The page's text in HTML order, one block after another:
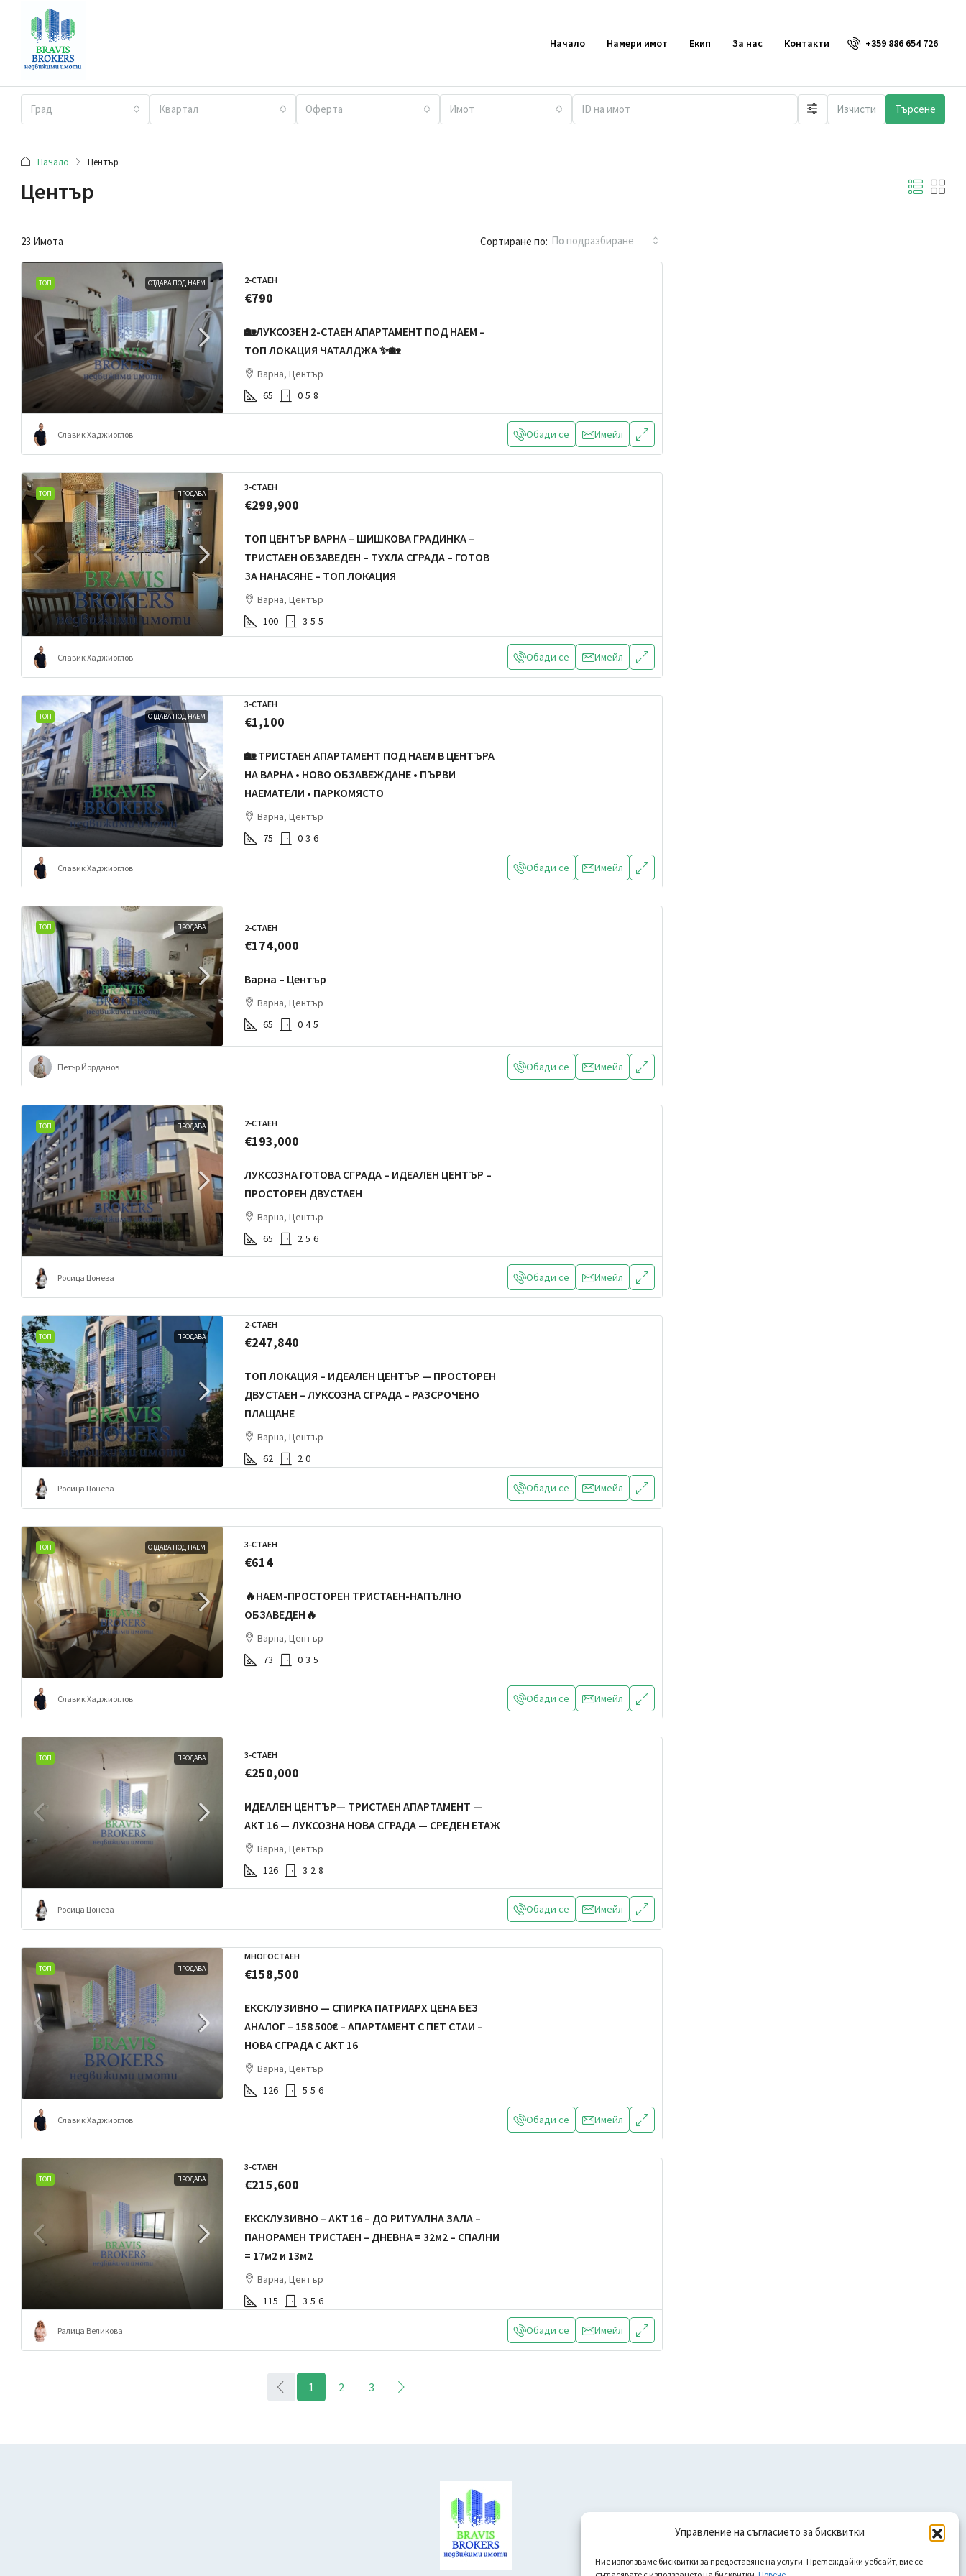
Управление на съгласието за бисквитки
Ние използваме бисквитки за предоставяне на услуги. Преглеждайки уебсайт, вие се
Начало Намери имот Екип За нас Контакти +359 886 654 726
Град Квартал Оферта Имот Изчисти Търсене
Начало Център
Център
23 Имотa Сортиране по: По подразбиране
ТОП ОТДАВА ПОД НАЕМ 2-СТАЕН
€790
🏡ЛУКСОЗЕН 2-СТАЕН АПАРТАМЕНТ ПОД НАЕМ –
ТОП ЛОКАЦИЯ ЧАТАЛДЖА ✨🏡
Варна, Център
65
0 5 8
Славик Хаджиоглов Обади се Имейл
ТОП ПРОДАВА
3-СТАЕН
€299,900
ТОП ЦЕНТЪР ВАРНА – ШИШКОВА ГРАДИНКА –
ТРИСТАЕН ОБЗАВЕДЕН – ТУХЛА СГРАДА – ГОТОВ
ЗА НАНАСЯНЕ – ТОП ЛОКАЦИЯ
Варна, Център
100
3 5 5
Славик Хаджиоглов Обади се Имейл
ТОП ОТДАВА ПОД НАЕМ
3-СТАЕН
€1,100
🏡 ТРИСТАЕН АПАРТАМЕНТ ПОД НАЕМ В ЦЕНТЪРА
НА ВАРНА • НОВО ОБЗАВЕЖДАНЕ • ПЪРВИ
НАЕМАТЕЛИ • ПАРКОМЯСТО
Варна, Център
75
0 3 6
Славик Хаджиоглов Обади се Имейл
ТОП ПРОДАВА 2-СТАЕН
€174,000
Варна – Център
Варна, Център
65
0 4 5
Петър Йорданов Обади се Имейл
ТОП ПРОДАВА 2-СТАЕН
€193,000
ЛУКСОЗНА ГОТОВА СГРАДА – ИДЕАЛЕН ЦЕНТЪР –
ПРОСТОРЕН ДВУСТАЕН
Варна, Център
65
2 5 6
Росица Цонева Обади се Имейл
ТОП ПРОДАВА
2-СТАЕН
€247,840
ТОП ЛОКАЦИЯ – ИДЕАЛЕН ЦЕНТЪР — ПРОСТОРЕН
ДВУСТАЕН – ЛУКСОЗНА СГРАДА – РАЗСРОЧЕНО
ПЛАЩАНЕ
Варна, Център
62
2 0
Росица Цонева Обади се Имейл
ТОП ОТДАВА ПОД НАЕМ 3-СТАЕН
€614
🔥НАЕМ-ПРОСТОРЕН ТРИСТАЕН-НАПЪЛНО
ОБЗАВЕДЕН🔥
Варна, Център
73
0 3 5
Славик Хаджиоглов Обади се Имейл
ТОП ПРОДАВА 3-СТАЕН
€250,000
ИДЕАЛЕН ЦЕНТЪР— ТРИСТАЕН АПАРТАМЕНТ —
АКТ 16 — ЛУКСОЗНА НОВА СГРАДА — СРЕДЕН ЕТАЖ
Варна, Център
126
3 2 8
Росица Цонева Обади се Имейл
ТОП ПРОДАВА
МНОГОСТАЕН
€158,500
ЕКСКЛУЗИВНО — СПИРКА ПАТРИАРХ ЦЕНА БЕЗ
АНАЛОГ – 158 500€ – АПАРТАМЕНТ С ПЕТ СТАИ –
НОВА СГРАДА С АКТ 16
Варна, Център
126
5 5 6
Славик Хаджиоглов Обади се Имейл
ТОП ПРОДАВА
3-СТАЕН
€215,600
ЕКСКЛУЗИВНО – AKT 16 – ДО РИТУАЛНА ЗАЛА –
ПАНОРАМЕН ТРИСТАЕН – ДНЕВНА = 32м2 – СПАЛНИ
= 17м2 и 13м2
Варна, Център
115
3 5 6
Ралица Великова Обади се Имейл
1 2 3